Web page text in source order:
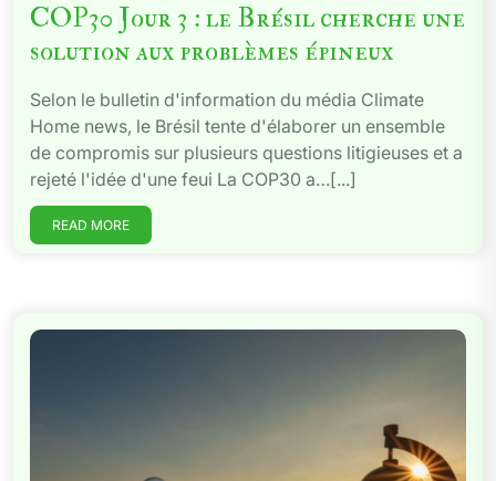
COP30 Jour 3 : le Brésil cherche une
solution aux problèmes épineux
Selon le bulletin d'information du média Climate
Home news, le Brésil tente d'élaborer un ensemble
de compromis sur plusieurs questions litigieuses et a
rejeté l'idée d'une feui La COP30 a…[...]
READ MORE